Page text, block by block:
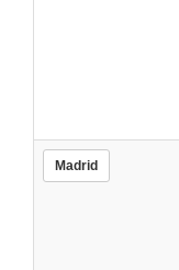
Madrid